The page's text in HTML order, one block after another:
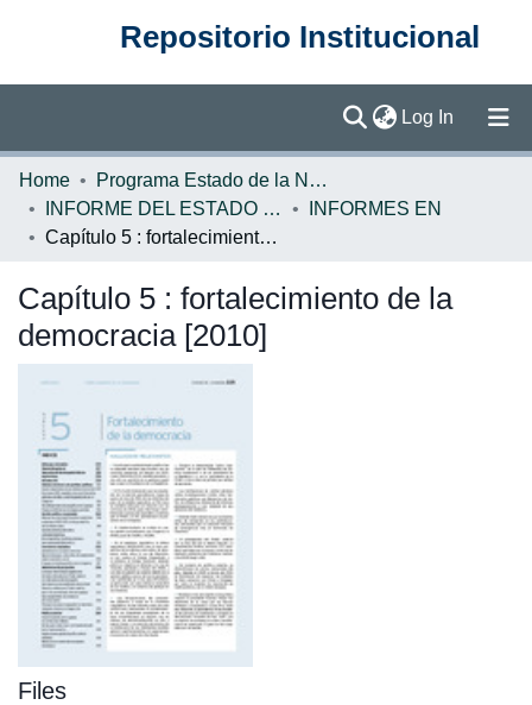
Repositorio Institucional
Log In (current)
Communities & Collections
Home
Programa Estado de la Nación (PEN)
INFORME DEL ESTADO DE LA NACION
INFORMES EN
Capítulo 5 : fortalecimiento de la democracia [2010]
Capítulo 5 : fortalecimiento de la
democracia [2010]
Files